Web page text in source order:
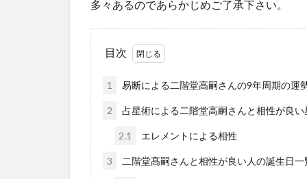
多々あるのであらかじめご了承下さい。
目次
1 易断による二階堂高嗣さんの9年周期の運
2 占星術による二階堂高嗣さんと相性が良い
2.1 エレメントによる相性
3 二階堂髙嗣さんと相性が良い人の誕生日一